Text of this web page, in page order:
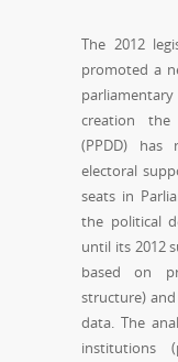
The 2012
promoted a
creation the
(PPDD) has
electoral
seats in
the political
until its 2012
based on
structure)
data. The
institutions